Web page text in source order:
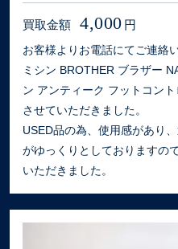
買取金額 4,000 円
お客様よりお電話にてご連絡
ミシン BROTHER ブラザー
ン アンティーク フットコン
させていただきました。
USED品の為、使用感があり
がゆっくりとしておりますの
いただきました。